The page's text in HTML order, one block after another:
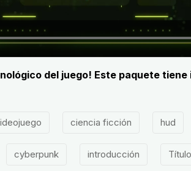
del juego! Este paquete
ciencia ficción hud
cyberpunk introducción Título